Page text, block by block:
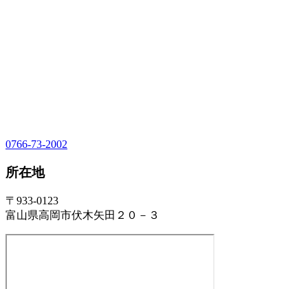
0766-73-2002
所在地
〒933-0123
富山県高岡市伏木矢田２０－３